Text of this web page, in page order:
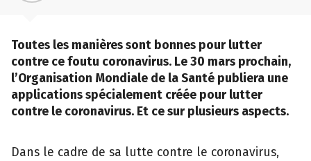
Toutes les manières sont bonnes pour lutter
contre ce foutu coronavirus. Le 30 mars prochain,
l’Organisation Mondiale de la Santé publiera une
applications spécialement créée pour lutter
contre le coronavirus. Et ce sur plusieurs aspects.
Dans le cadre de sa lutte contre le coronavirus,